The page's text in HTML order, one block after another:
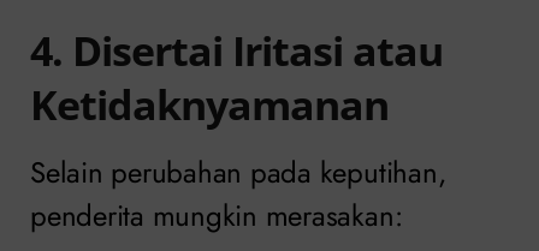
4. Disertai Iritasi atau
Ketidaknyamanan
Selain perubahan pada keputihan,
penderita mungkin merasakan: